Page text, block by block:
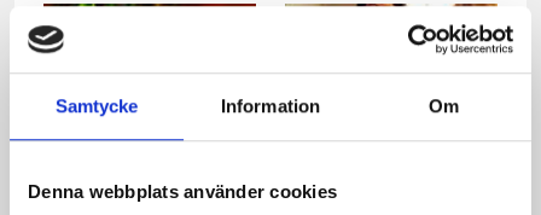
Samtycke Information Om
Denna webbplats använder cookies